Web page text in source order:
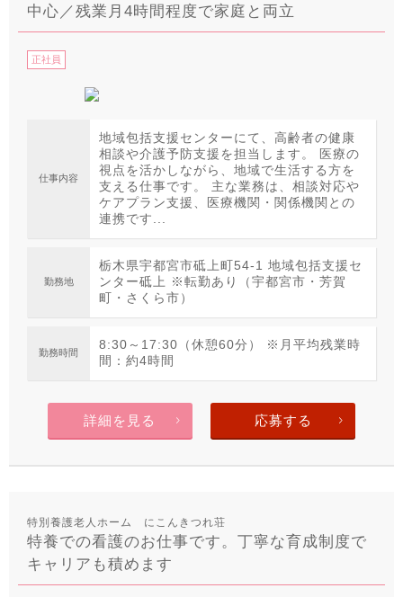
中心／残業月4時間程度で家庭と両立
正社員
仕事内容
地域包括支援センターにて、高齢者の健康
相談や介護予防支援を担当します。 医療の
視点を活かしながら、地域で生活する方を
支える仕事です。 主な業務は、相談対応や
ケアプラン支援、医療機関・関係機関との
連携です...
勤務地
栃木県宇都宮市砥上町54-1 地域包括支援セ
ンター砥上 ※転勤あり（宇都宮市・芳賀
町・さくら市）
勤務時間
8:30～17:30（休憩60分） ※月平均残業時
間：約4時間
詳細を見る 応募する
特別養護老人ホーム にこんきつれ荘
特養での看護のお仕事です。丁寧な育成制度で
キャリアも積めます